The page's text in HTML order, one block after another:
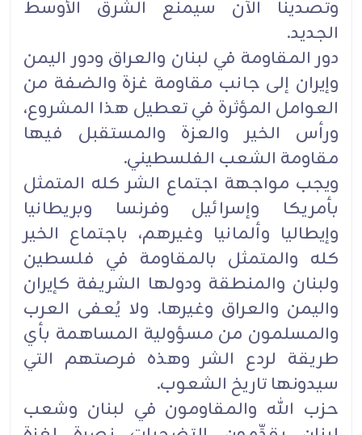
وتصدينا الآن سيمنع الشرق الأوسط
الجديد.
دور المقاومة في لبنان والعراق ودور اليمن
وإيران إلى جانب مقاومة غزة والضفة من
العوامل المؤثرة في تعطيل هذا المشروع،
ورأس الخير والعزة والمستقبل فيها
مقاومة الشعب الفلسطيني.
ويجب مواجهة اجتماع الشر كله المتمثل
بأمريكا وإسرائيل وفرنسا وبريطانيا
وإيطاليا وألمانيا وغيرهم، باجتماع الخير
كله والمتمثل بالمقاومة في فلسطين
ولبنان والمنطقة ودولها الشريفة كإيران
واليمن والعراق وغيرها. ولا يُعفى العرب
والمسلمون من مسؤولية المساهمة بأي
طريقة لردع الشر وهذه فرصتهم التي
سيدونها تاريخ الشعوب.
حزب الله والمقاومون في لبنان وشعب